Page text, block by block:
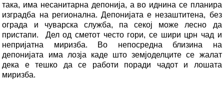
така, има несанитарна депонија, а во иднина се планира
изградба на регионална. Депонијата е незаштитена, без
ограда и чуварска служба, па секој може лесно да
пристапи. Дел од сметот често гори, се шири црн чад и
непријатна миризба. Во непосредна близина на
депонијата има лозја каде што земјоделците се жалат
дека е тешко да се работи поради чадот и лошата
миризба.